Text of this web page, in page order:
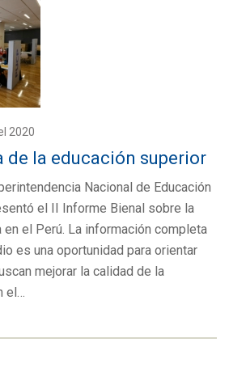
2020
de la educación superior
Nacional de Educación
el II Informe Bienal sobre la
en el Perú. La información completa
es una oportunidad para orientar
mejorar la calidad de la
el…